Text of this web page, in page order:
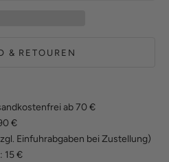
& RETOUREN
ab 70 €
€
Einfuhrabgaben bei Zustellung)
15 €